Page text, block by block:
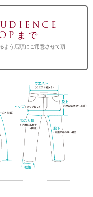
まで
よう店頭にご用意させて頂